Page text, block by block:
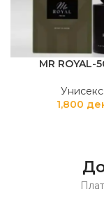
MR ROYAL-
Унисекс
1,800